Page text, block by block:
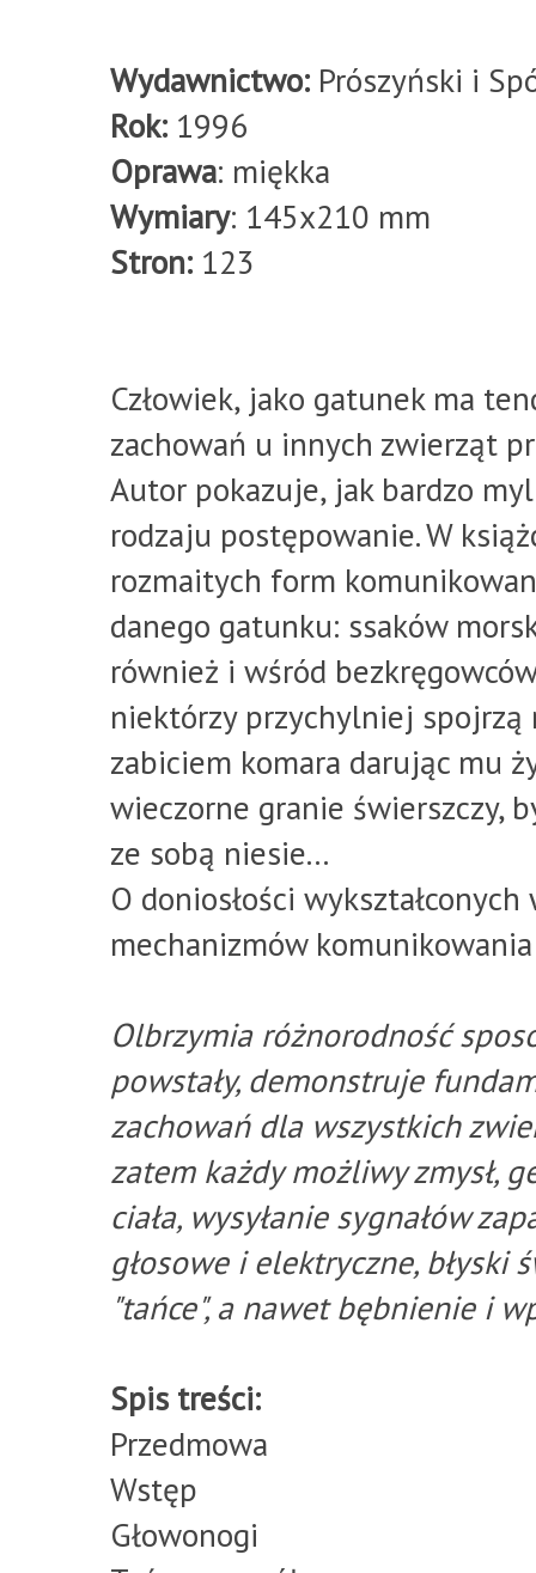
Wydawnictwo: Prószyński i
Rok: 1996
Oprawa: miękka
Wymiary: 145x210 mm
Stron: 123
Człowiek, jako gatunek ma
zachowań u innych zwierząt
Autor pokazuje, jak bardzo
rodzaju postępowanie. W
rozmaitych form
danego gatunku: ssaków
również i wśród
niektórzy przychylniej spojrzą
zabiciem komara darując mu
wieczorne granie świerszczy,
ze sobą niesie...
O doniosłości
mechanizmów
Olbrzymia różnorodność
powstały, demonstruje
zachowań dla wszystkich
zatem każdy możliwy zmysł,
ciała, wysyłanie sygnałów
głosowe i elektryczne, błyski
"tańce", a nawet bębnienie i
Spis treści:
Przedmowa
Wstęp
Głowonogi